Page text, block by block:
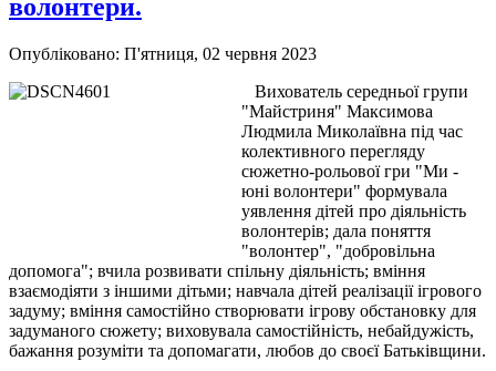
волонтери.
Опубліковано: П'ятниця, 02 червня 2023
Вихователь середньої групи
"Майстриня" Максимова
Людмила Миколаївна під час
колективного перегляду
сюжетно-рольової гри "Ми -
юні волонтери" формувала
уявлення дітей про діяльність
волонтерів; дала поняття
"волонтер", "добровільна
допомога"; вчила розвивати спільну діяльність; вміння
взаємодіяти з іншими дітьми; навчала дітей реалізації ігрового
задуму; вміння самостійно створювати ігрову обстановку для
задуманого сюжету; виховувала самостійність, небайдужість,
бажання розуміти та допомагати, любов до своєї Батьківщини.